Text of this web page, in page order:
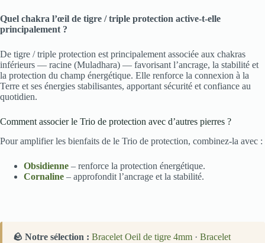
Quel chakra l’œil de tigre / triple protection active-t-elle
principalement ?
De tigre / triple protection est principalement associée aux chakras
inférieurs — racine (Muladhara) — favorisant l’ancrage, la stabilité et
la protection du champ énergétique. Elle renforce la connexion à la
Terre et ses énergies stabilisantes, apportant sécurité et confiance au
quotidien.
Comment associer le Trio de protection avec d’autres pierres ?
Pour amplifier les bienfaits de le Trio de protection, combinez-la avec :
Obsidienne – renforce la protection énergétique.
Cornaline – approfondit l’ancrage et la stabilité.
🪨 Notre sélection : Bracelet Oeil de tigre 4mm · Bracelet